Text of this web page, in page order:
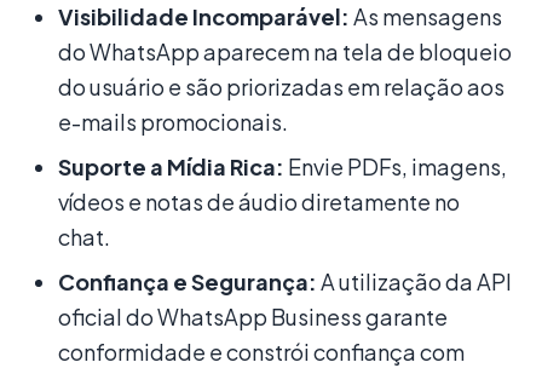
Visibilidade Incomparável: As mensagens
do WhatsApp aparecem na tela de bloqueio
do usuário e são priorizadas em relação aos
e-mails promocionais.
Suporte a Mídia Rica: Envie PDFs, imagens,
vídeos e notas de áudio diretamente no
chat.
Confiança e Segurança: A utilização da API
oficial do WhatsApp Business garante
conformidade e constrói confiança com